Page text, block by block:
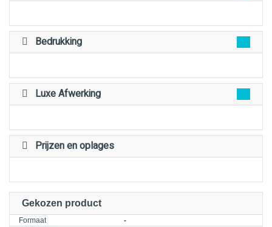
Bedrukking
Luxe Afwerking
Prijzen en oplages
Gekozen product
Formaat
-